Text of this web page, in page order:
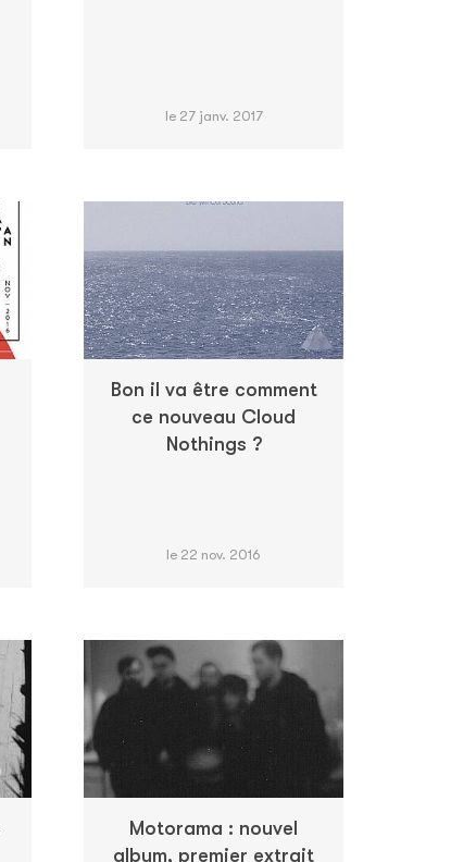
le 27 janv. 2017
Bon il va être comment
ce nouveau Cloud
Nothings ?
le 22 nov. 2016
Motorama : nouvel
album, premier extrait